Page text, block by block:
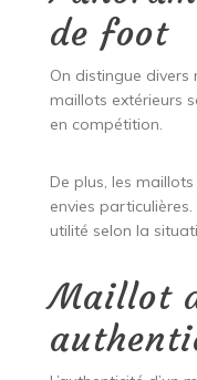
de foot
On distingue
maillots extérieurs
en compétition.
De plus, les
envies
utilité selon la
Maillot